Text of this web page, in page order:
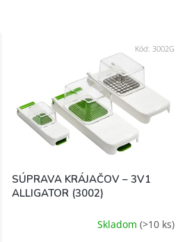
SÚPRAVA KRÁJAČOV – 3V1
ALLIGATOR (3002)
Skladom (>10 ks)
Kód: 3002G